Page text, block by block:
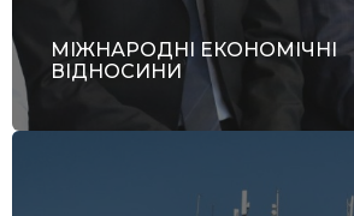
МІЖНАРОДНІ ЕКОНОМІЧНІ
ВІДНОСИНИ